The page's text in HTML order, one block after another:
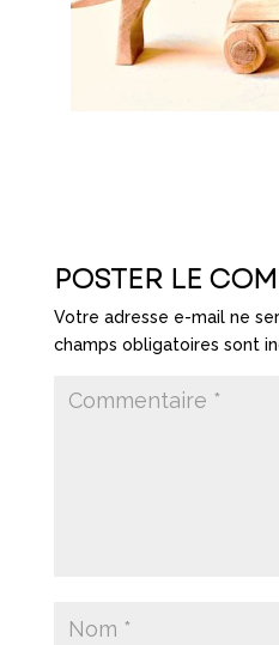
POSTER LE
Votre adresse e-mail ne
champs obligatoires sont